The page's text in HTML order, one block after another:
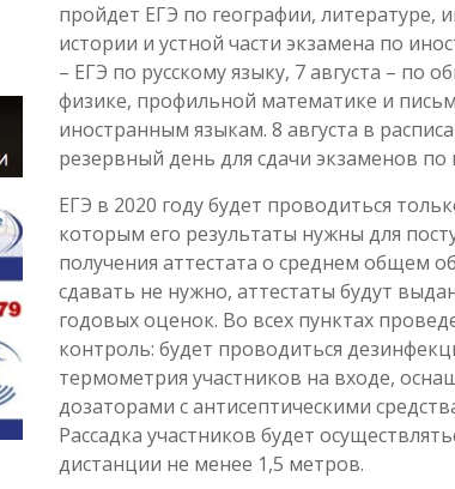
пройдет ЕГЭ по географии, литературе,
истории и устной части экзамена по
– ЕГЭ по русскому языку, 7 августа – по
физике, профильной математике и
иностранным языкам. 8 августа в
резервный день для сдачи экзаменов
ЕГЭ в 2020 году будет проводиться
которым его результаты нужны для
получения аттестата о среднем общем
сдавать не нужно, аттестаты будут
годовых оценок. Во всех пунктах
контроль: будет проводиться
термометрия участников на входе,
дозаторами с антисептическими
Рассадка участников будет
дистанции не менее 1,5 метров.